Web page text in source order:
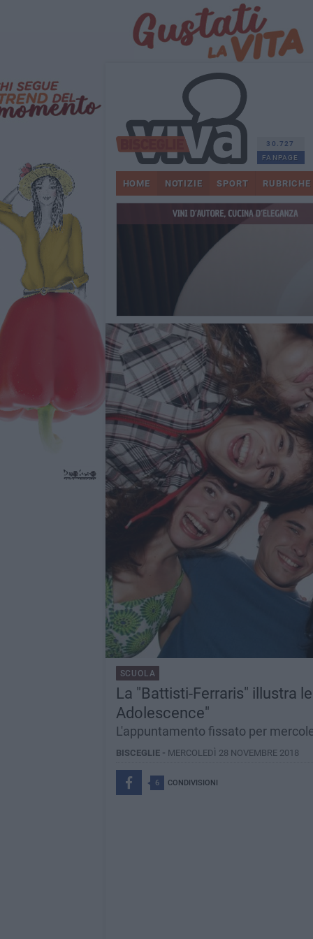
30.727
FANPAGE
HOME NOTIZIE SPORT RUBRICHE
SCUOLA
La "Battisti-Ferraris" illustra
Adolescence"
L'appuntamento fissato per
BISCEGLIE - MERCOLEDÌ 28 NOVEMBRE 2018
6 CONDIVISIONI